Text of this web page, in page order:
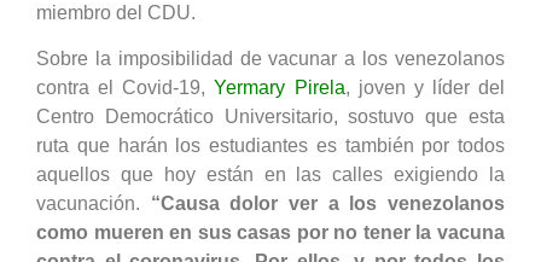
miembro del CDU.
Sobre la imposibilidad de vacunar a los venezolanos
contra el Covid-19,Yermary Pirela, joven y líder del
Centro Democrático Universitario, sostuvo que esta
ruta que harán los estudiantes es también por todos
aquellos que hoy están en las calles exigiendo la
vacunación. “Causa dolor ver a los venezolanos
como mueren en sus casas por no tener la vacuna